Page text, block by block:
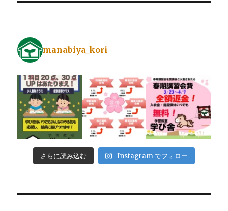
manabiya_kori
さらに読み込む Instagram でフォロー